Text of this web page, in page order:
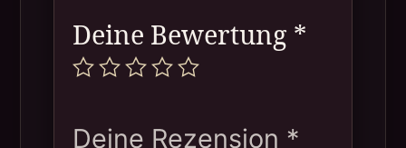
Deine Bewertung *
Deine Rezension *